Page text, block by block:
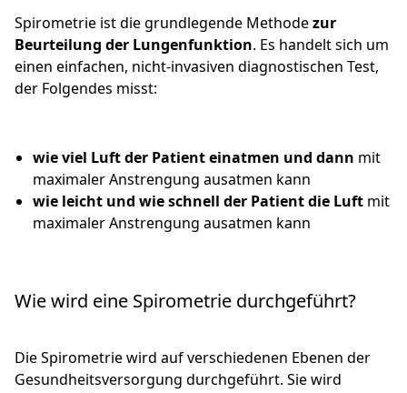
Spirometrie ist die grundlegende Methodezur
Beurteilung der Lungenfunktion. Es handelt sich um
einen einfachen, nicht-invasiven diagnostischen Test,
der Folgendes misst:
wie viel Luft der Patient einatmen und dann mit
maximaler Anstrengung ausatmen kann
wie leicht und wie schnell der Patient die Luft mit
maximaler Anstrengung ausatmen kann
Wie wird eine Spirometrie durchgeführt?
Die Spirometrie wird auf verschiedenen Ebenen der
Gesundheitsversorgung durchgeführt. Sie wird